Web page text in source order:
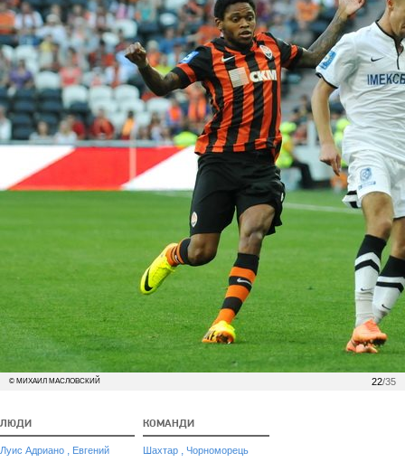
22/35
© МИХАИЛ МАСЛОВСКИЙ
ЛЮДИ
Луис Адриано , Евгений
КОМАНДИ
Шахтар ,Чорноморець